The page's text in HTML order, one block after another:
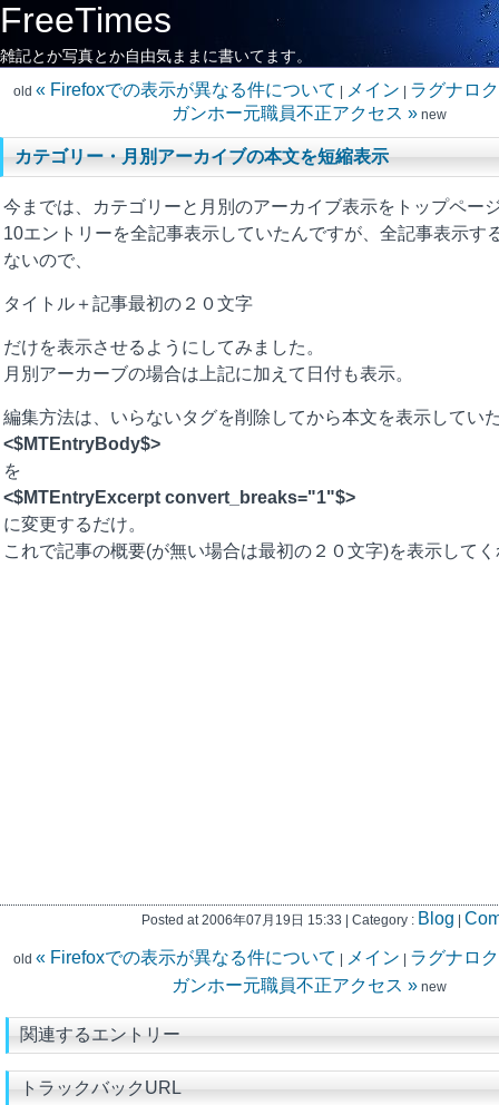
FreeTimes
雑記とか写真とか自由気ままに書いてます。
old « Firefoxでの表示が異なる件について メイン
ラグナロ
ガンホー元職員不正アクセス » new
カテゴリー・月別アーカイブの本文を短縮表示
今までは、カテゴリーと月別のアーカイブ表示をトップペー
10エントリーを全記事表示していたんですが、全記事表示す
ないので、
タイトル＋記事最初の２０文字
だけを表示させるようにしてみました。
月別アーカーブの場合は上記に加えて日付も表示。
編集方法は、いらないタグを削除してから本文を表示してい
<$MTEntryBody$>
を
<$MTEntryExcerpt convert_breaks="1"$>
に変更するだけ。
これで記事の概要(が無い場合は最初の２０文字)を表示して
Posted at 2006年07月19日 15:33 | Category : Blog
old « Firefoxでの表示が異なる件について メイン
ラグナロ
ガンホー元職員不正アクセス » new
関連するエントリー
トラックバックURL